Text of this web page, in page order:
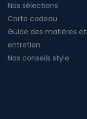
Nos sélections
Carte cadeau
Guide des matières et
entretien
Nos conseils style